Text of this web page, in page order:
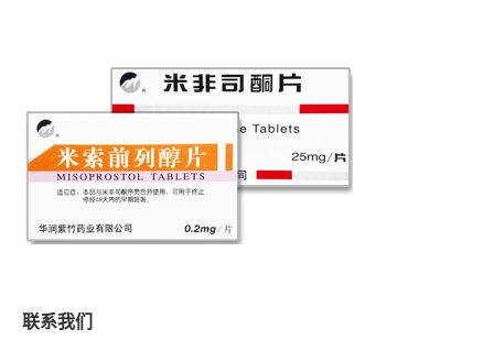
联系我们